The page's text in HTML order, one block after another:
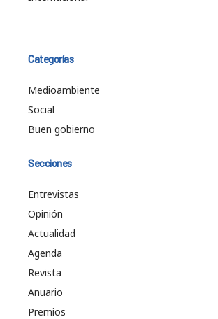
Categorías
Medioambiente
Social
Buen gobierno
Secciones
Entrevistas
Opinión
Actualidad
Agenda
Revista
Anuario
Premios